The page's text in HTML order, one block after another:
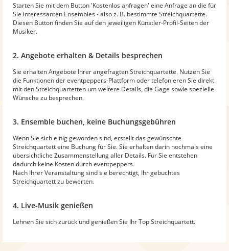
Starten Sie mit dem Button 'Kostenlos anfragen' eine Anfrage an die für
Sie interessanten Ensembles - also z. B. bestimmte Streichquartette.
Diesen Button finden Sie auf den jeweiligen Künstler-Profil-Seiten der
Musiker.
2. Angebote erhalten & Details besprechen
Sie erhalten Angebote Ihrer angefragten Streichquartette. Nutzen Sie
die Funktionen der eventpeppers-Plattform oder telefonieren Sie direkt
mit den Streichquartetten um weitere Details, die Gage sowie spezielle
Wünsche zu besprechen.
3. Ensemble buchen, keine Buchungsgebühren
Wenn Sie sich einig geworden sind, erstellt das gewünschte
Streichquartett eine Buchung für Sie. Sie erhalten darin nochmals eine
übersichtliche Zusammenstellung aller Details. Für Sie entstehen
dadurch keine Kosten durch eventpeppers.
Nach Ihrer Veranstaltung sind sie berechtigt, Ihr gebuchtes
Streichquartett zu bewerten.
4. Live-Musik genießen
Lehnen Sie sich zurück und genießen Sie Ihr Top Streichquartett.